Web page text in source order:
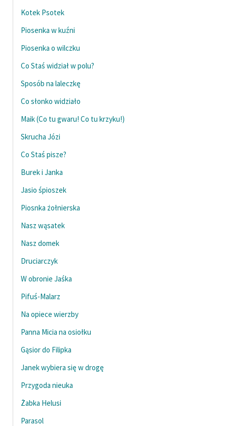
Kotek Psotek
Piosenka w kuźni
Piosenka o wilczku
Co Staś widział w polu?
Sposób na laleczkę
Co słonko widziało
Maik (Co tu gwaru! Co tu krzyku!)
Skrucha Józi
Co Staś pisze?
Burek i Janka
Jasio śpioszek
Piosnka żołnierska
Nasz wąsatek
Nasz domek
Druciarczyk
W obronie Jaśka
Pifuś-Malarz
Na opiece wierzby
Panna Micia na osiołku
Gąsior do Filipka
Janek wybiera się w drogę
Przygoda nieuka
Żabka Helusi
Parasol